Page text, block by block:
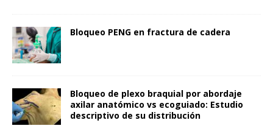
Bloqueo PENG en fractura de cadera
Bloqueo de plexo braquial por abordaje
axilar anatómico vs ecoguiado: Estudio
descriptivo de su distribución